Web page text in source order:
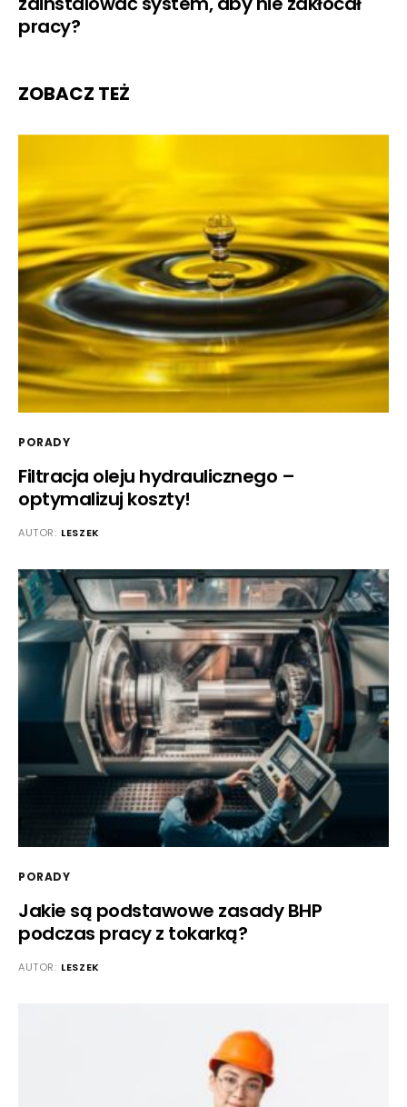
pracy?
ZOBACZ TEŻ
PORADY
Filtracja oleju hydraulicznego –
optymalizuj koszty!
AUTOR: LESZEK
PORADY
Jakie są podstawowe zasady BHP
podczas pracy z tokarką?
AUTOR: LESZEK